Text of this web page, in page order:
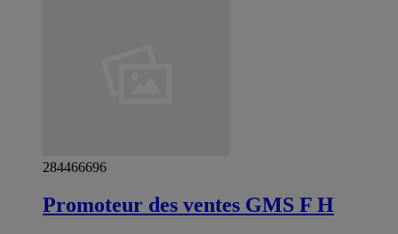
284466696
Promoteur des ventes GMS F H